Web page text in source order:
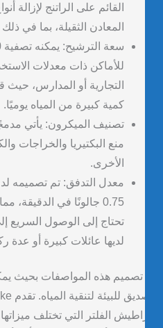
القائم على الراتنج لإزالة
المعادن الثقيلة، بما في ذلك
للأماكن ذات معدلات
التجارية أو المدارس، حيث قد
كمية كبيرة من المياه يوميًا.
منع البكتيريا والخراجات
الأخرى.
معدل التدفق: تم تصميمه لدعم
0.75 جالونًا في الدقيقة، مما
تحتاج إلى الوصول السريع إلى
لديها عائلات كبيرة أو عدة
تصميم هذه المواصفات بحيث
الفلتر التي تختلف ميزاتها